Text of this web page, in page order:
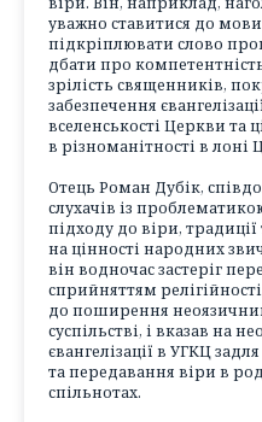
уважно ставитися до
підкріплювати слово
дбати про
зрілість священників,
забезпечення
вселенськості Церкви та
в різноманітності в лоні
Отець Роман Дубік,
слухачів із
підходу до віри,
на цінності народних
він водночас застеріг
сприйняттям
до поширення
суспільстві, і вказав на
євангелізації в УГКЦ
та передавання віри в
спільнотах.